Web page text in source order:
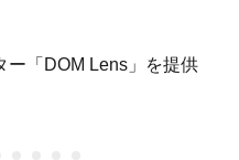
ー「DOM Lens」を提供